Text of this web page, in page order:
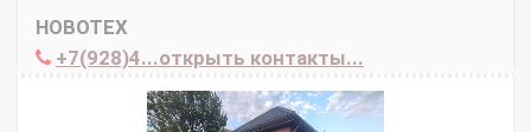
НОВОТЕХ
+7(928)4...открыть контакты...